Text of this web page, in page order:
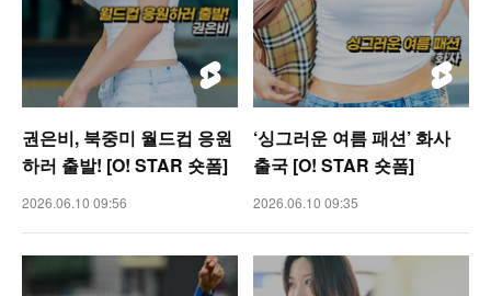
권은비, 북중미 월드컵 응원
하러 출발! [O! STAR 숏폼]
2026.06.10 09:56
‘싱그러운 여름 패션’ 화사
출국 [O! STAR 숏폼]
2026.06.10 09:35